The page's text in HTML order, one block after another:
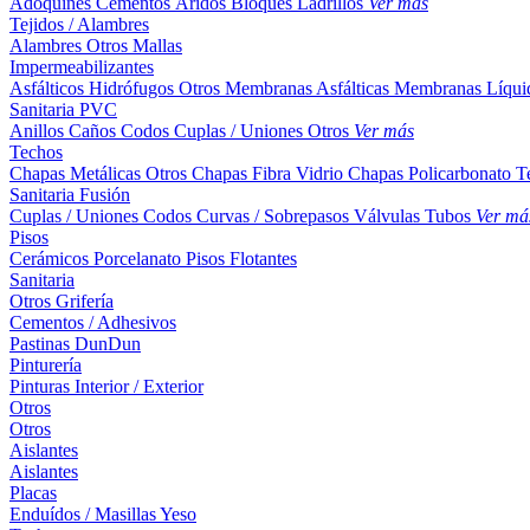
Tejidos / Alambres
Alambres Otros Mallas
Impermeabilizantes
Asfálticos Hidrófugos Otros Membranas Asfálticas Membranas
Sanitaria PVC
Anillos Caños Codos Cuplas / Uniones Otros Ver más
Techos
Chapas Metálicas Otros Chapas Fibra Vidrio Chapas Policarbonato
Sanitaria Fusión
Cuplas / Uniones Codos Curvas / Sobrepasos Válvulas Tubos Ver
Pisos
Cerámicos Porcelanato Pisos Flotantes
Sanitaria
Otros Grifería
Cementos / Adhesivos
Pastinas DunDun
Pinturería
Pinturas Interior / Exterior
Otros
Otros
Aislantes
Aislantes
Placas
Enduídos / MasillasYeso